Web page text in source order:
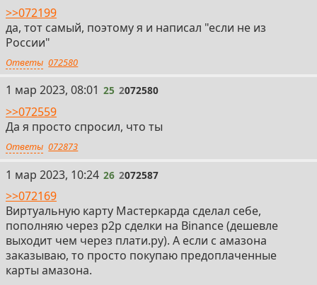
>>072199
да, тот самый, поэтому я и написал "если не из
России"
Ответы 072580
25
1 мар 2023, 08:01 25 2072580
>>072559
Да я просто спросил, что ты
Ответы 072873
26
1 мар 2023, 10:24 26 2072587
>>072169
Виртуальную карту Мастеркарда сделал себе,
пополняю через p2p сделки на Binance (дешевле
выходит чем через плати.ру). А если с амазона
заказываю, то просто покупаю предоплаченные
карты амазона.